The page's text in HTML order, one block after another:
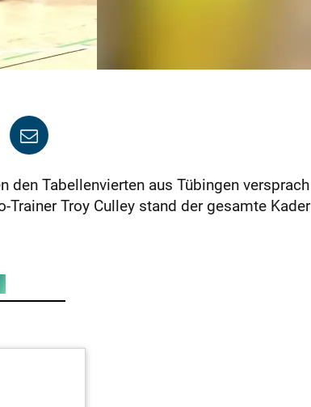
den Tabellenvierten aus Tübingen versprach
Trainer Troy Culley stand der gesamte Kader